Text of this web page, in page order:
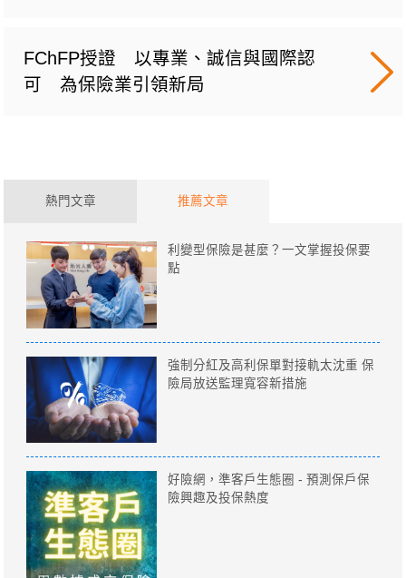
FChFP授證 以專業、誠信與國際認
可 為保險業引領新局
熱門文章 推薦文章
利變型保險是甚麼？一文掌握投保要
點
強制分紅及高利保單對接軌太沈重 保
險局放送監理寬容新措施
好險網，準客戶生態圈 - 預測保戶保
險興趣及投保熱度